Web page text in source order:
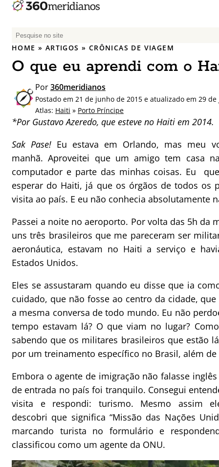
P
e
q
s
p
o
r
:
HOME » ARTIGOS » CRÔNICAS DE VIAGEM
O que eu aprendi com o
Por360meridianos
Postado em 21 de junho de 2015 e atualizado em 29
Atlas: Haiti » Porto Príncipe
*Por Gustavo Azeredo, que esteve no Haiti em 2014.
Sak Pase! Eu estava em Orlando, mas meu
manhã. Aproveitei que um amigo tem casa
computador e parte das minhas coisas. Eu
esperar do Haiti, já que os órgãos de todos os
visita ao país. E eu não conhecia absolutamente
Passei a noite no aeroporto. Por volta das 5h da
uns três brasileiros que me pareceram ser
aeronáutica, estavam no Haiti a serviço e
Estados Unidos.
Eles se assustaram quando eu disse que ia
cuidado, que não fosse ao centro da cidade,
a mesma conversa de todo mundo. Eu não
tempo estavam lá? O que viam no lugar?
sabendo que os militares brasileiros que estão
por um treinamento específico no Brasil, além
Embora o agente de imigração não falasse
de entrada no país foi tranquilo. Consegui
visita e respondi: turismo. Mesmo assim
descobri que significa “Missão das Nações
marcando turista no formulário e
classificou como um agente da ONU.